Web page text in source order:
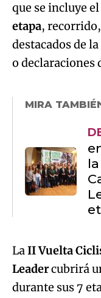
que se incluye el
etapa,
destacados de
o declaraciones
MIRA
LaII Vuelta
Leadercubrirá
durante sus 7